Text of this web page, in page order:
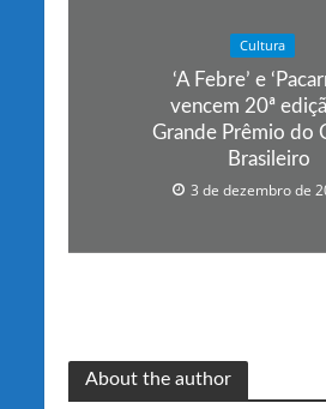
Cultura
‘A Febre’ e
vencem 20ª
Grande Prêmio do
Brasileiro
3 de dezembro de
About the author